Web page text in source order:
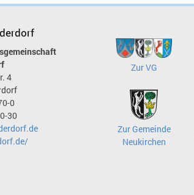
4
0
30
Zur VG
Zur Gemeinde
Neukirchen